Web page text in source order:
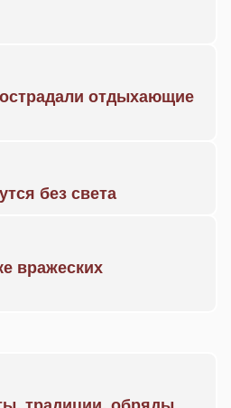
отдыхающие
без света
вражеских